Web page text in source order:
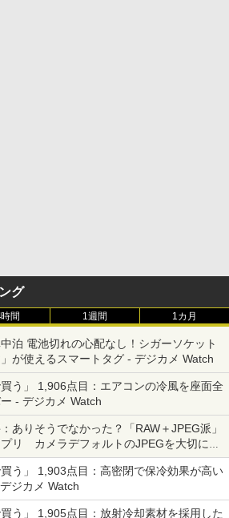
グ
間 1週間 1カ月
泊 電池切れの心配なし！シガーソケット
が使えるスマートタグ - デジカメ Watch
う」 1,906点目：エアコンの冷風を座面全
- デジカメ Watch
ありそうでなかった？「RAW＋JPEG派」
リ カメラデフォルトのJPEGを大切にす
う」 1,903点目：高密閉で保冷効果が高い
ジカメ Watch
う」 1,905点目：放射冷却素材を採用した